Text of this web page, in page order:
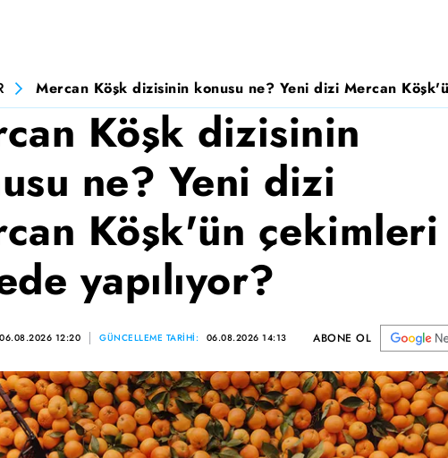
Mercan Köşk dizisinin konusu ne? Yeni dizi Mercan
Köşk dizisinin
ne? Yeni dizi
Köşk'ün çekimleri
yapılıyor?
06.08.2026 12:20 GÜNCELLEME TARİHİ: 06.08.2026 14:13 ABONE OL